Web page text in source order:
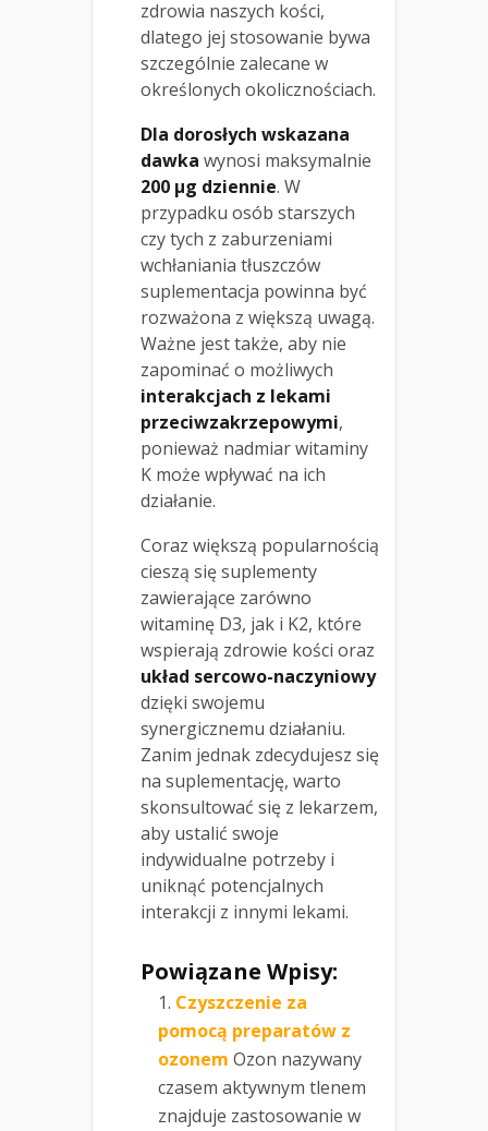
zdrowia naszych kości,
dlatego jej stosowanie bywa
szczególnie zalecane w
określonych okolicznościach.
Dla dorosłych wskazana
dawka wynosi maksymalnie
200 μg dziennie. W
przypadku osób starszych
czy tych z zaburzeniami
wchłaniania tłuszczów
suplementacja powinna być
rozważona z większą uwagą.
Ważne jest także, aby nie
zapominać o możliwych
interakcjach z lekami
przeciwzakrzepowymi,
ponieważ nadmiar witaminy
K może wpływać na ich
działanie.
Coraz większą popularnością
cieszą się suplementy
zawierające zarówno
witaminę D3, jak i K2, które
wspierają zdrowie kości oraz
układ sercowo-naczyniowy
dzięki swojemu
synergicznemu działaniu.
Zanim jednak zdecydujesz się
na suplementację, warto
skonsultować się z lekarzem,
aby ustalić swoje
indywidualne potrzeby i
uniknąć potencjalnych
interakcji z innymi lekami.
Powiązane Wpisy:
Czyszczenie za
pomocą preparatów z
ozonem Ozon nazywany
czasem aktywnym tlenem
znajduje zastosowanie w